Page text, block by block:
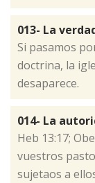
013- La
Si pasamos
doctrina, la
desaparece.
014- La
Heb 13:17;
vuestros
sujetaos a